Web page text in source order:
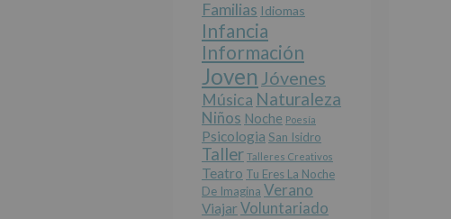
Familias Idiomas
Infancia
Información
Joven Jóvenes
Música Naturaleza
Niños Noche Poesía
Psicologia San Isidro
Taller Talleres Creativos
Teatro Tu Eres La Noche
De Imagina Verano
Viajar Voluntariado